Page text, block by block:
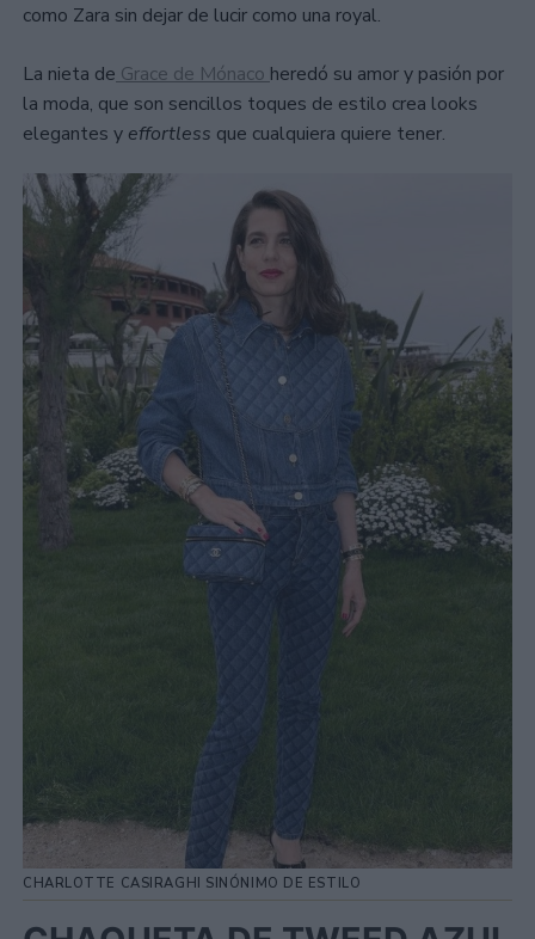
como Zara sin dejar de lucir como una royal.
La nieta de Grace de Mónaco heredó su amor y pasión por
la moda, que son sencillos toques de estilo crea looks
elegantes y effortless que cualquiera quiere tener.
CHARLOTTE CASIRAGHI SINÓNIMO DE ESTILO